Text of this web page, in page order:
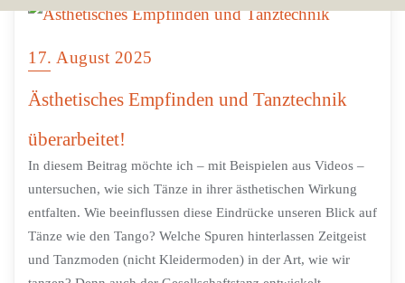
17. August 2025
Ästhetisches Empfinden und Tanztechnik
überarbeitet!
In diesem Beitrag möchte ich – mit Beispielen aus Videos –
untersuchen, wie sich Tänze in ihrer ästhetischen Wirkung
entfalten. Wie beeinflussen diese Eindrücke unseren Blick auf
Tänze wie den Tango? Welche Spuren hinterlassen Zeitgeist
und Tanzmoden (nicht Kleidermoden) in der Art, wie wir